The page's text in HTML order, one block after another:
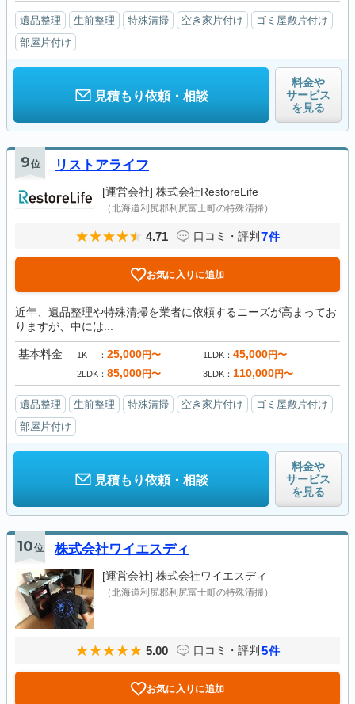
遺品整理 生前整理 特殊清掃 空き家片付け
ゴミ屋敷片付け
部屋片付け
見積もり依頼・相談
料金や
サービス
を見る
9位 リストアライフ
[運営会社] 株式会社RestoreLife
（北海道利尻郡利尻富士町の特殊清掃）
4.71 口コミ・評判 7件
お気に入りに追加
近年、遺品整理や特殊清掃を業者に依頼するニーズが高まってお
りますが、中には...
基本料金 1K 25,000円〜 1LDK 45,000円〜
2LDK 85,000円〜 3LDK 110,000円〜
遺品整理 生前整理 特殊清掃 空き家片付け
ゴミ屋敷片付け
部屋片付け
見積もり依頼・相談
料金や
サービス
を見る
10位 株式会社ワイエスディ
[運営会社] 株式会社ワイエスディ
（北海道利尻郡利尻富士町の特殊清掃）
5.00 口コミ・評判 5件
お気に入りに追加